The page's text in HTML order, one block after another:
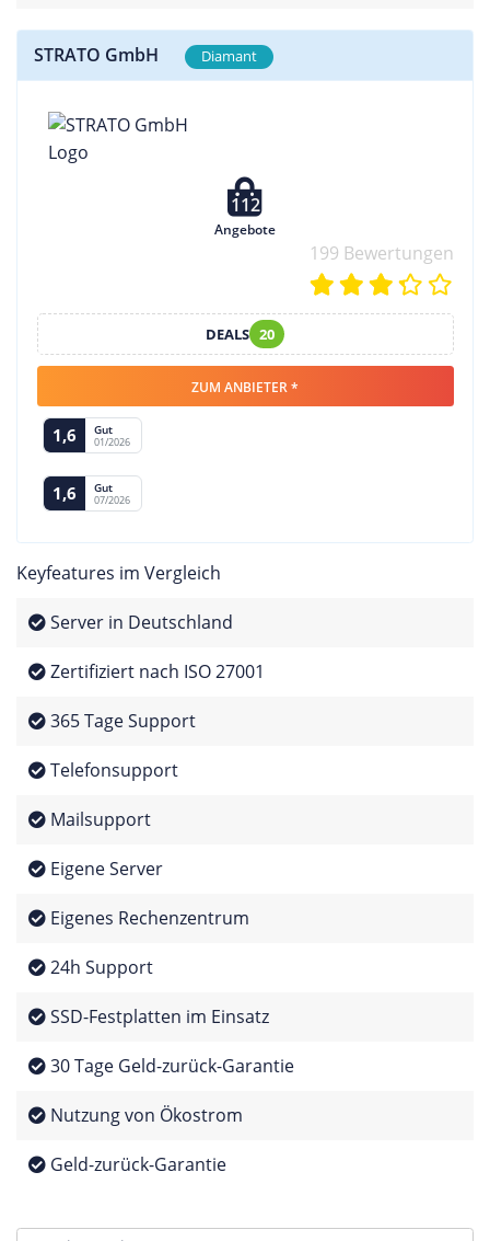
STRATO GmbH Diamant
112
Angebote
199 Bewertungen
DEALS 20
ZUM ANBIETER *
1,6 Gut
01/2026
1,6 Gut
07/2026
Keyfeatures im Vergleich
Server in Deutschland
Zertifiziert nach ISO 27001
365 Tage Support
Telefonsupport
Mailsupport
Eigene Server
Eigenes Rechenzentrum
24h Support
SSD-Festplatten im Einsatz
30 Tage Geld-zurück-Garantie
Nutzung von Ökostrom
Geld-zurück-Garantie